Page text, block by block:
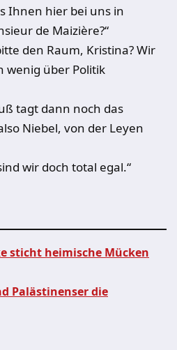
Ihnen hier bei uns in
de Maizière?“
den Raum, Kristina? Wir
wenig über Politik
tagt dann noch das
Niebel, von der Leyen
wir doch total egal.“
sticht heimische Mücken
Palästinenser die